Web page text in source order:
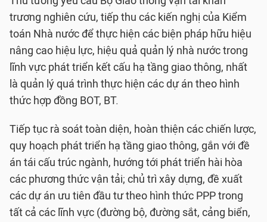
trương nghiên cứu, tiếp thu các kiến nghị của Kiểm
toán Nhà nước để thực hiện các biện pháp hữu hiệu
nâng cao hiệu lực, hiệu quả quản lý nhà nước trong
lĩnh vực phát triển kết cấu hạ tầng giao thông, nhất
là quản lý quá trình thực hiện các dự án theo hình
thức hợp đồng BOT, BT.
Tiếp tục rà soát toàn diện, hoàn thiện các chiến lược,
quy hoạch phát triển hạ tầng giao thông, gắn với đề
án tái cấu trúc ngành, hướng tới phát triển hài hòa
các phương thức vận tải; chủ trì xây dựng, đề xuất
các dự án ưu tiên đầu tư theo hình thức PPP trong
tất cả các lĩnh vực (đường bộ, đường sắt, cảng biển,